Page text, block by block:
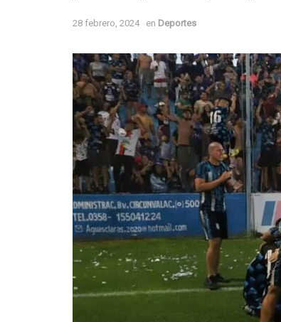
28 febrero, 2024 en Deportes